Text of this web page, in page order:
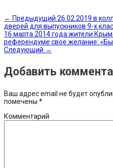
← Предыдущий 26.02.2019 в
дверей для выпускников 9-х
16 марта 2014 года жители
референдуме свое желание:
Следующий →
Добавить
Ваш адрес email не будет
помечены *
Комментарий